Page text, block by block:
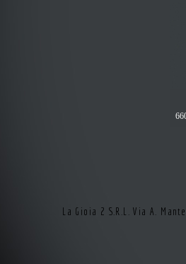
La Gioia 2 S.R.L. Via A.